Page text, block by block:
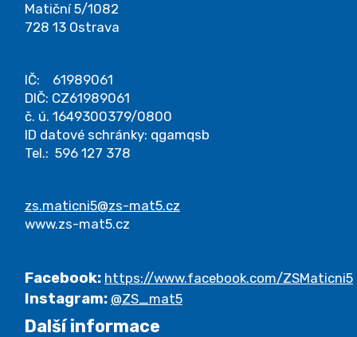
Matiční 5/1082
728 13 Ostrava
IČ: 61989061
DIČ: CZ61989061
č. ú. 1649300379/0800
ID datové schránky: qgamqsb
Tel.: 596 127 378
zs.maticni5@zs-mat5.cz
www.zs-mat5.cz
Facebook: https://www.facebook.com/ZSMaticni5
Instagram: @ZS_mat5
Další informace